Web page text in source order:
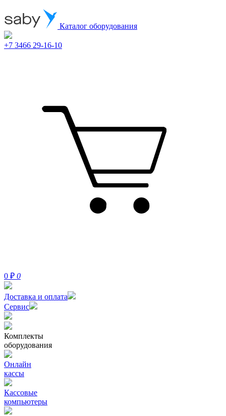
Каталог оборудования
+7 3466 29-16-10
0 ₽ 0
Доставка и оплата
Сервис
Комплекты
оборудования
Онлайн
кассы
Кассовые
компьютеры